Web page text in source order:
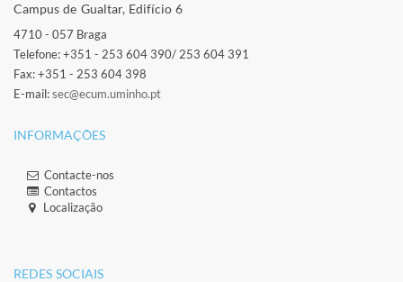
Campus de Gualtar, Edifício 6
4710 - 057 Braga
Telefone: +351 - 253 604 390/ 253 604 391
Fax: +351 - 253 604 398
E-mail:sec@ecum.uminho.pt
INFORMAÇÕES
Contacte-nos
Contactos
Localização
​REDES SOCIAIS​